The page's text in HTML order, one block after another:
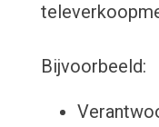
Bijvoorbeeld: